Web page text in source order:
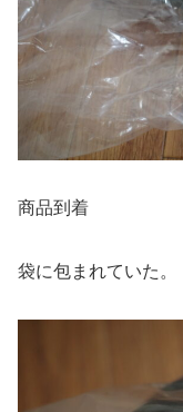
商品到着
袋に包まれていた。